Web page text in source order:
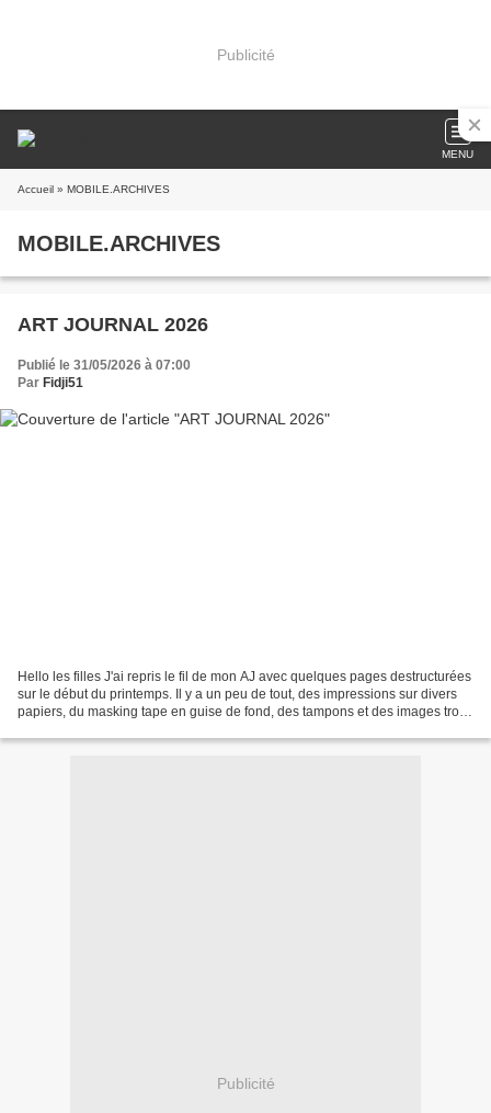
Publicité
MENU
Accueil » MOBILE.ARCHIVES
MOBILE.ARCHIVES
ART JOURNAL 2026
Publié le 31/05/2026 à 07:00
Par Fidji51
Hello les filles J'ai repris le fil de mon AJ avec quelques pages destructurées
sur le début du printemps. Il y a un peu de tout, des impressions sur divers
papiers, du masking tape en guise de fond, des tampons et des images trop
Publicité